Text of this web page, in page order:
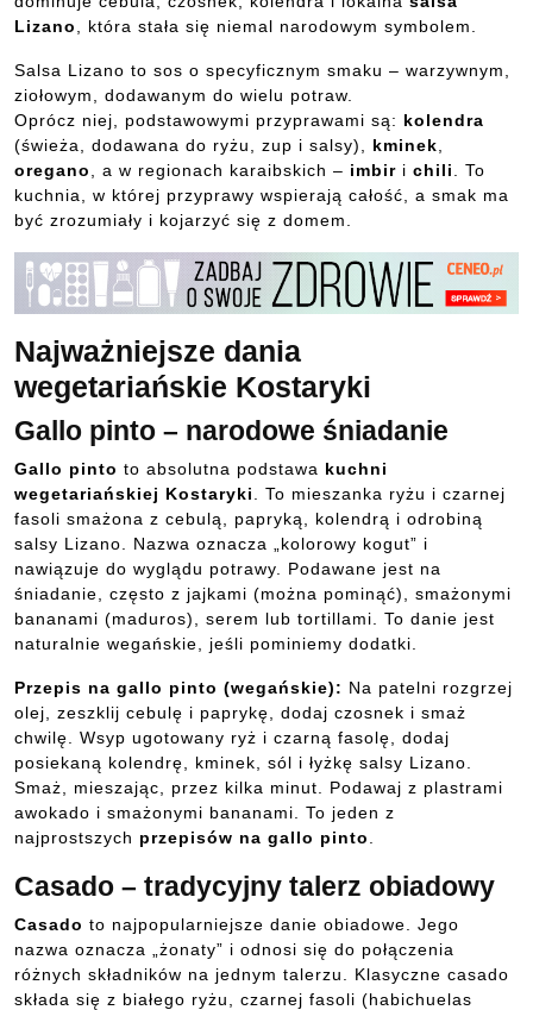
Lizano
, która stała się niemal narodowym symbolem.
Salsa Lizano to sos o specyficznym smaku – warzywnym,
ziołowym, dodawanym do wielu potraw.
Oprócz niej, podstawowymi przyprawami są: kolendra
(świeża, dodawana do ryżu, zup i salsy), kminek
oregano
, a w regionach karaibskich – imbir i chili
. To
kuchnia, w której przyprawy wspierają całość, a smak ma
być zrozumiały i kojarzyć się z domem.
Najważniejsze dania
wegetariańskie Kostaryki
Gallo pinto – narodowe śniadanie
Gallo pinto to absolutna podstawa kuchni
wegetariańskiej Kostaryki. To mieszanka ryżu i czarnej
fasoli smażona z cebulą, papryką, kolendrą i odrobiną
salsy Lizano. Nazwa oznacza „kolorowy kogut” i
nawiązuje do wyglądu potrawy. Podawane jest na
śniadanie, często z jajkami (można pominąć), smażonymi
bananami (maduros), serem lub tortillami. To danie jest
naturalnie wegańskie, jeśli pominiemy dodatki.
Przepis na gallo pinto (wegańskie): Na patelni rozgrzej
olej, zeszklij cebulę i paprykę, dodaj czosnek i smaż
chwilę. Wsyp ugotowany ryż i czarną fasolę, dodaj
posiekaną kolendrę, kminek, sól i łyżkę salsy Lizano.
Smaż, mieszając, przez kilka minut. Podawaj z plastrami
awokado i smażonymi bananami. To jeden z
najprostszych przepisów na gallo pinto.
Casado – tradycyjny talerz obiadowy
Casado to najpopularniejsze danie obiadowe. Jego
nazwa oznacza „żonaty” i odnosi się do połączenia
różnych składników na jednym talerzu. Klasyczne casado
składa się z białego ryżu, czarnej fasoli (habichuelas